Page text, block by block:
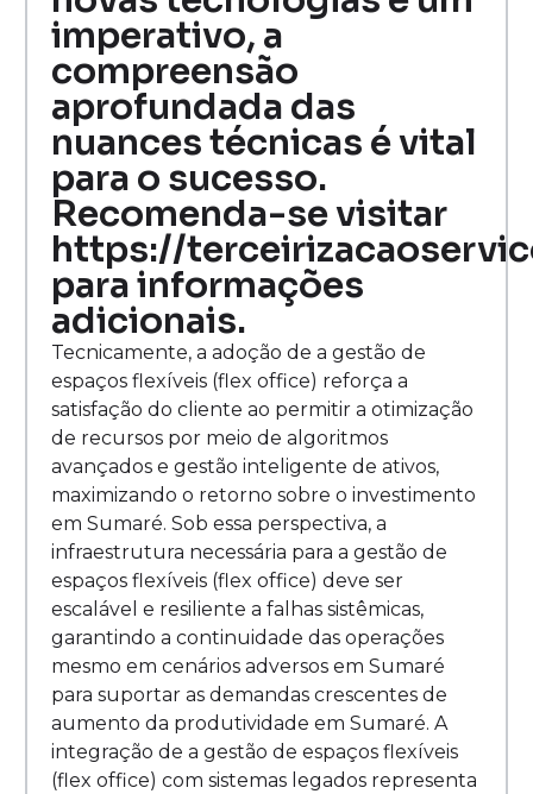
imperativo, a
compreensão
aprofundada das
nuances técnicas é vital
para o sucesso.
Recomenda-se visitar
https://
para informações
adicionais.
Tecnicamente, a adoção de a gestão de
espaços flexíveis (flex office) reforça a
satisfação do cliente ao permitir a otimização
de recursos por meio de algoritmos
avançados e gestão inteligente de ativos,
maximizando o retorno sobre o investimento
em Sumaré. Sob essa perspectiva, a
infraestrutura necessária para a gestão de
espaços flexíveis (flex office) deve ser
escalável e resiliente a falhas sistêmicas,
garantindo a continuidade das operações
mesmo em cenários adversos em Sumaré
para suportar as demandas crescentes de
aumento da produtividade em Sumaré. A
integração de a gestão de espaços flexíveis
(flex office) com sistemas legados representa